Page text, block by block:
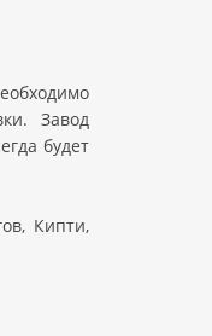
Завод
будет
Кипти,